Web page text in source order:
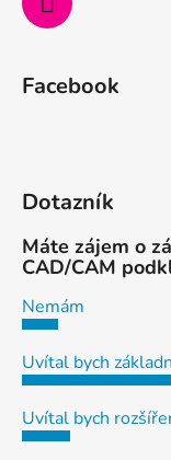
Facebook
Dotazník
Máte zájem o
CAD/CAM
Nemám
Uvítal bych
Uvítal bych